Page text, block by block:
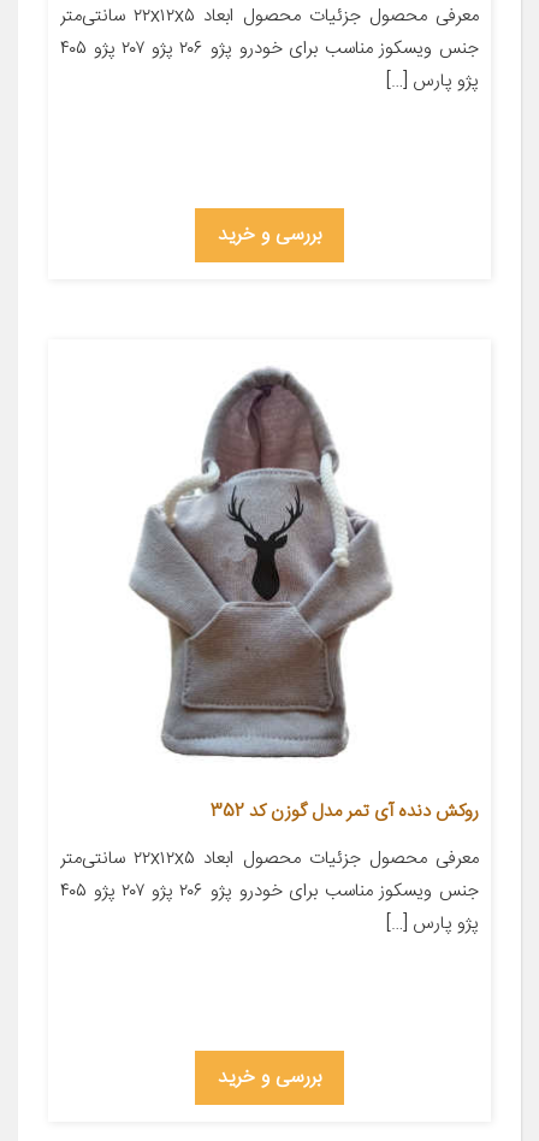
معرفی محصول جزئیات محصول ابعاد ۲۲x۱۲x۵ سانتی‌متر
جنس ویسکوز مناسب برای خودرو پژو ۲۰۶ پژو ۲۰۷ پژو ۴۰۵
پژو پارس […]
بررسی و خرید
روکش دنده آی تمر مدل گوزن کد 352
معرفی محصول جزئیات محصول ابعاد ۲۲x۱۲x۵ سانتی‌متر
جنس ویسکوز مناسب برای خودرو پژو ۲۰۶ پژو ۲۰۷ پژو ۴۰۵
پژو پارس […]
بررسی و خرید